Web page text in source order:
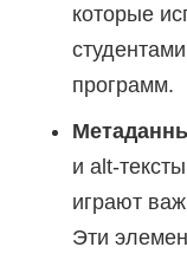
которые
программ.
и alt-
играют
Эти